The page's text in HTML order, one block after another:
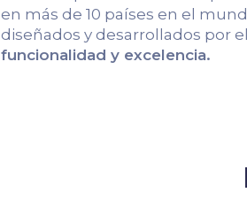
en más de 10 países en el
diseñados y desarrollados por el
funcionalidad y excelencia.